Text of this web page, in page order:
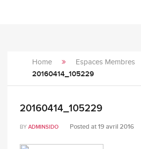
Home Espaces Membres
20160414_105229
20160414_105229
BY ADMINSIDO Posted at19 avril 2016